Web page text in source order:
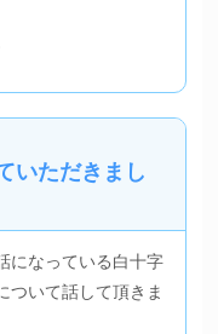
いただきまし
になっている白十字
ついて話して頂きま